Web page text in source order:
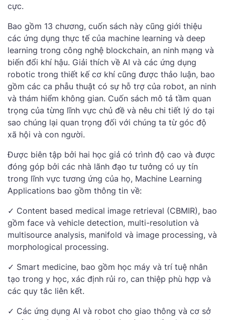
cực.
Bao gồm 13 chương, cuốn sách này cũng giới thiệu
các ứng dụng thực tế của machine learning và deep
learning trong công nghệ blockchain, an ninh mạng và
biến đổi khí hậu. Giải thích về AI và các ứng dụng
robotic trong thiết kế cơ khí cũng được thảo luận, bao
gồm các ca phẫu thuật có sự hỗ trợ của robot, an ninh
và thám hiểm không gian. Cuốn sách mô tả tầm quan
trọng của từng lĩnh vực chủ đề và nêu chi tiết lý do tại
sao chúng lại quan trọng đối với chúng ta từ góc độ
xã hội và con người.
Được biên tập bởi hai học giả có trình độ cao và được
đóng góp bởi các nhà lãnh đạo tư tưởng có uy tín
trong lĩnh vực tương ứng của họ, Machine Learning
Applications bao gồm thông tin về:
✓ Content based medical image retrieval (CBMIR), bao
gồm face và vehicle detection, multi-resolution và
multisource analysis, manifold và image processing, và
morphological processing.
✓ Smart medicine, bao gồm học máy và trí tuệ nhân
tạo trong y học, xác định rủi ro, can thiệp phù hợp và
các quy tắc liên kết.
✓ Các ứng dụng AI và robot cho giao thông và cơ sở